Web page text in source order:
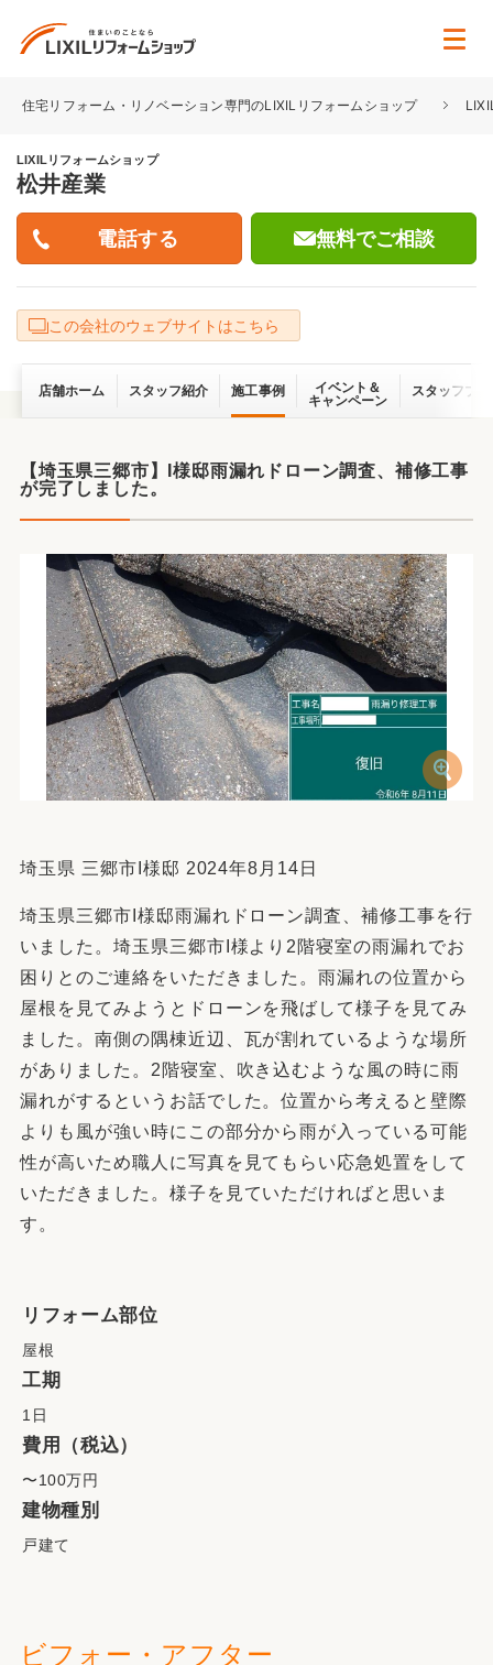
住宅リフォーム・リノベーション専門のLIXILリフォームショップ
LIXILリフォームショップ
松井産業
無料でご相談
この会社のウェブサイトはこちら
店舗ホーム スタッフ紹介 施工事例
イベント＆
キャンペーン
スタッフブ
【埼玉県三郷市】I様邸雨漏れドローン調査、補修工事
が完了しました。
埼玉県 三郷市I様邸 2024年8月14日
埼玉県三郷市I様邸雨漏れドローン調査、補修工事を行
いました。埼玉県三郷市I様より2階寝室の雨漏れでお
困りとのご連絡をいただきました。雨漏れの位置から
屋根を見てみようとドローンを飛ばして様子を見てみ
ました。南側の隅棟近辺、瓦が割れているような場所
がありました。2階寝室、吹き込むような風の時に雨
漏れがするというお話でした。位置から考えると壁際
よりも風が強い時にこの部分から雨が入っている可能
性が高いため職人に写真を見てもらい応急処置をして
いただきました。様子を見ていただければと思いま
す。
リフォーム部位
屋根
工期
1日
費用（税込）
〜100万円
建物種別
戸建て
ビフォー・アフター